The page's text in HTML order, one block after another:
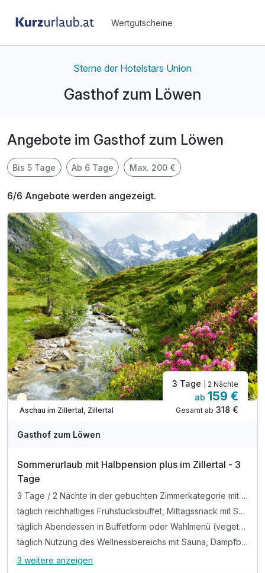
Wertgutscheine
Sterne der Hotelstars Union
Gasthof zum Löwen
Angebote im Gasthof zum Löwen
Bis 5 Tage Ab 6 Tage Max. 200 €
6/6 Angebote werden angezeigt.
Teilweise ausgelastet
Aschau im Zillertal, Zillertal
3 Tage | 2 Nächte
ab 159 €
Gesamt ab 318 €
Gasthof zum Löwen
Sommerurlaub mit Halbpension plus im Zillertal - 3
Tage
3 Tage / 2 Nächte in der gebuchten Zimmerkategorie mit All Inklusive
täglich reichhaltiges Frühstücksbuffet, Mittagssnack mit Suppen, Salaten und kleinen Gerichten, Kaffee und Kuchen am Nachmittag
täglich Abendessen in Buffetform oder Wahlmenü (vegetarisch möglich) sowie Auswahl an Getränken (Bier, Tischwein, alkoholfreie Getränke) von 16-20 Uhr (im Speisesaal, nicht im Restaurant)
täglich Nutzung des Wellnessbereichs mit Sauna, Dampfbad und Infrarotkabine
Alle Inklusivleistungen
3 weitere anzeigen